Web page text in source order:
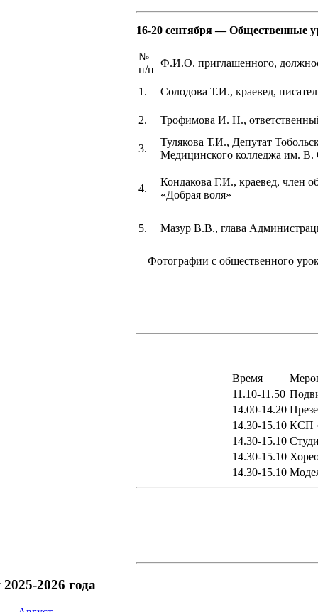
16-20 сентября — Общественные
№
п/п
Ф.И.О. приглашенного,
1. Солодова Т.И., краевед,
2.
Трофимова И. Н.,
3.
Тулякова Т.И., Депутат
Медицинского колледжа им. В.
4.
Кондакова Г.И., краевед, член
«Добрая воля»
5. Мазур В.В., глава
Фотографии с общественного
Время
11.10-11.50
14.00-14.20
14.30-15.10 КСП
14.30-15.10
14.30-15.10
14.30-15.10
2026 года